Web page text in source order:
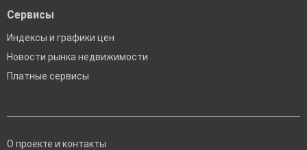
Сервисы
Индексы и графики цен
Новости рынка недвижимости
Платные сервисы
О проекте и контакты